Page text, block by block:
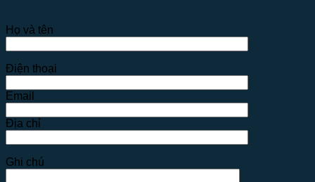
Họ và tên
Điện thoại
Email
Địa chỉ
Ghi chú